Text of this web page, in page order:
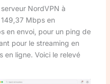
NordVPN à
Mbps en
en envoi, pour un ping de
pour le streaming en
en ligne. Voici le relevé